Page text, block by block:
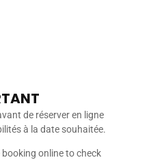
que l’on peut
Une trentaine de
combinaisons
de réserver en ligne
à la date souhaitée.
online to check